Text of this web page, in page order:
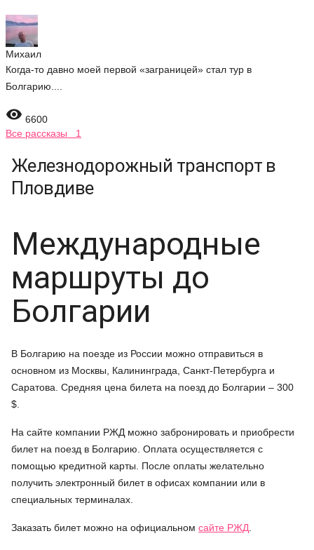
Михаил
Когда-то давно моей первой «заграницей» стал тур в
Болгарию....
 6600
Все рассказы 1
Железнодорожный транспорт в
Пловдиве
Международные
маршруты до
Болгарии
В Болгарию на поезде из России можно отправиться в
основном из Москвы, Калининграда, Санкт-Петербурга и
Саратова. Средняя цена билета на поезд до Болгарии – 300
$.
На сайте компании РЖД можно забронировать и приобрести
билет на поезд в Болгарию. Оплата осуществляется с
помощью кредитной карты. После оплаты желательно
получить электронный билет в офисах компании или в
специальных терминалах.
Заказать билет можно на официальном сайте РЖД